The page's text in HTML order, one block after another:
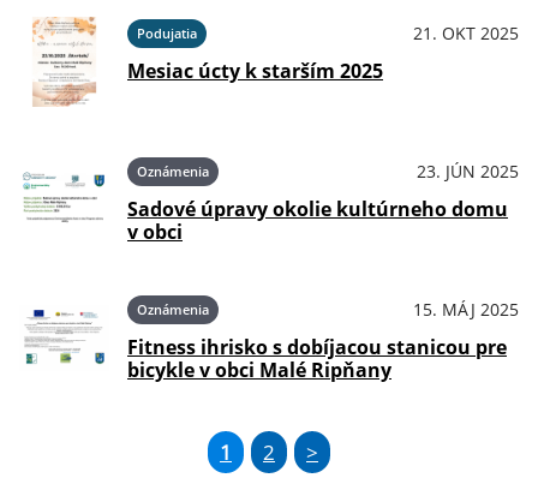
Podujatia 21. OKT 2025
Mesiac úcty k starším 2025
Oznámenia 23. JÚN 2025
Sadové úpravy okolie kultúrneho domu
v obci
Oznámenia 15. MÁJ 2025
Fitness ihrisko s dobíjacou stanicou pre
bicykle v obci Malé Ripňany
1 2 >